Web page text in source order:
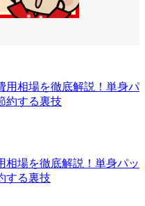
用相場を徹底解説！単身パ
約する裏技
相場を徹底解説！単身パッ
する裏技